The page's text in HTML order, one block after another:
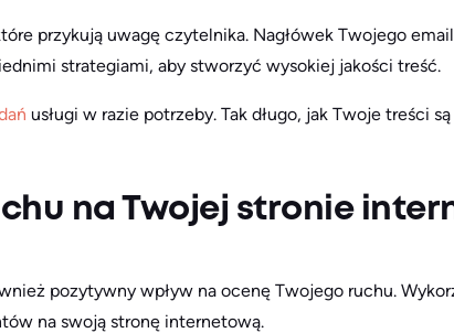
przykują uwagę czytelnika. Nagłówek Twojego
strategiami, aby stworzyć wysokiej jakości treść.
usługi w razie potrzeby. Tak długo, jak Twoje treści
na Twojej stronie
pozytywny wpływ na ocenę Twojego ruchu.
na swoją stronę internetową.